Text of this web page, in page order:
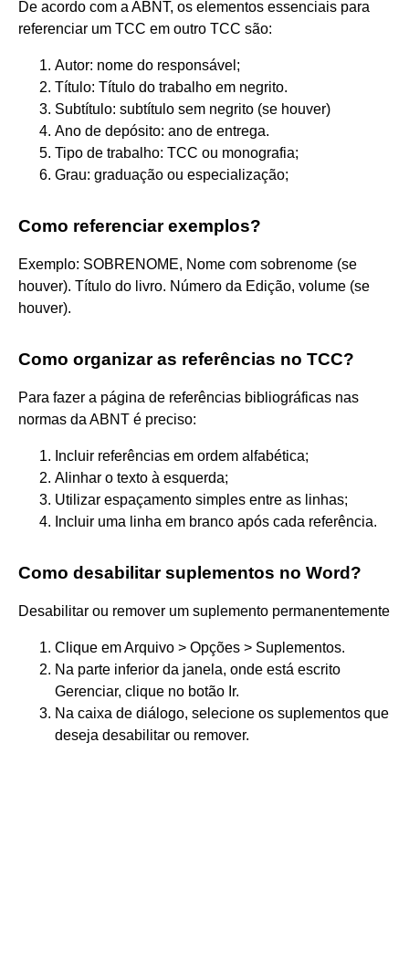
De acordo com a ABNT, os elementos essenciais para
referenciar um TCC em outro TCC são:
Autor: nome do responsável;
Título: Título do trabalho em negrito.
Subtítulo: subtítulo sem negrito (se houver)
Ano de depósito: ano de entrega.
Tipo de trabalho: TCC ou monografia;
Grau: graduação ou especialização;
Como referenciar exemplos?
Exemplo: SOBRENOME, Nome com sobrenome (se
houver). Título do livro. Número da Edição, volume (se
houver).
Como organizar as referências no TCC?
Para fazer a página de referências bibliográficas nas
normas da ABNT é preciso:
Incluir referências em ordem alfabética;
Alinhar o texto à esquerda;
Utilizar espaçamento simples entre as linhas;
Incluir uma linha em branco após cada referência.
Como desabilitar suplementos no Word?
Desabilitar ou remover um suplemento permanentemente
Clique em Arquivo > Opções > Suplementos.
Na parte inferior da janela, onde está escrito
Gerenciar, clique no botão Ir.
Na caixa de diálogo, selecione os suplementos que
deseja desabilitar ou remover.